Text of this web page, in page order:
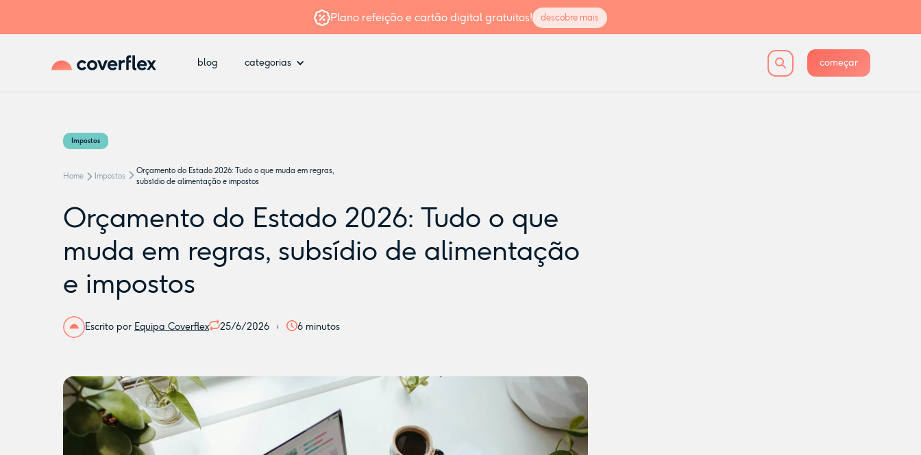
Plano refeição e cartão digital gratuitos! descobre mais
blog categorias começar
Impostos
Home Impostos
Orçamento do Estado 2026: Tudo o que muda em regras,
subsídio de alimentação e impostos
Orçamento do Estado 2026: Tudo o que
muda em regras, subsídio de alimentação
e impostos
Escrito por Equipa Coverflex 25/6/2026 6 minutos